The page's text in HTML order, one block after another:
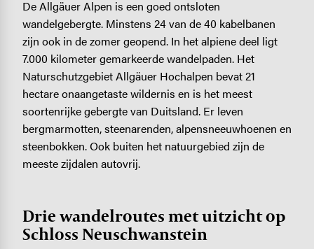
De Allgäuer Alpen is een goed ontsloten
wandelgebergte. Minstens 24 van de 40 kabelbanen
zijn ook in de zomer geopend. In het alpiene deel ligt
7.000 kilometer gemarkeerde wandelpaden. Het
Naturschutzgebiet Allgäuer Hochalpen bevat 21
hectare onaangetaste wildernis en is het meest
soortenrijke gebergte van Duitsland. Er leven
bergmarmotten, steenarenden, alpensneeuwhoenen en
steenbokken. Ook buiten het natuurgebied zijn de
meeste zijdalen autovrij.
Drie wandelroutes met uitzicht op
Schloss Neuschwanstein